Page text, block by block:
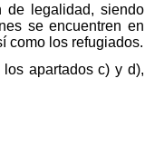
legalidad, siendo
se encuentren en
como los refugiados.
apartados c) y d),